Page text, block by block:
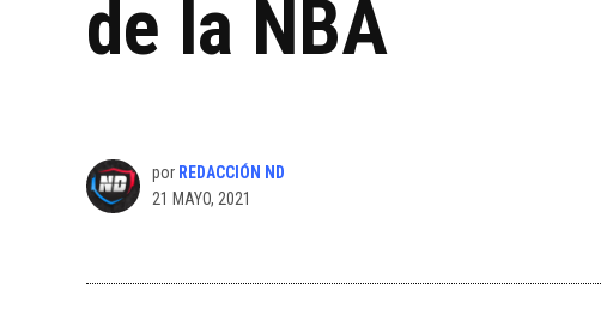
de la NBA
por REDACCIÓN ND
21 MAYO, 2021